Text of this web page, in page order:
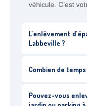
véhicule. C’est
L’enlèvement
Labbeville ?
Combien de
Pouvez-vous